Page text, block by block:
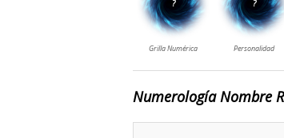
Numerología Nombre